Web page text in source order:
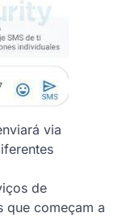
via
de
que começam a